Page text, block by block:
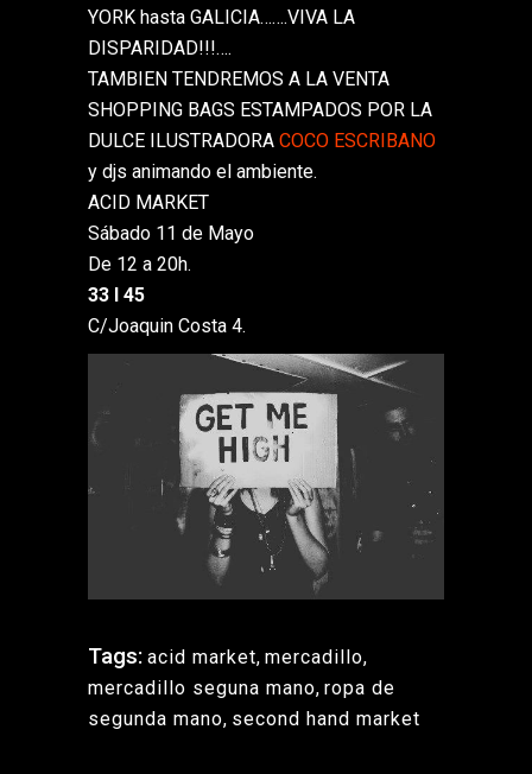
YORK hasta GALICIA…….VIVA LA
DISPARIDAD!!!….
TAMBIEN TENDREMOS A LA VENTA
SHOPPING BAGS ESTAMPADOS POR LA
DULCE ILUSTRADORA COCO ESCRIBANO
y djs animando el ambiente.
ACID MARKET
Sábado 11 de Mayo
De 12 a 20h.
33 I 45
C/Joaquin Costa 4.
Tags: acid market, mercadillo,
mercadillo seguna mano, ropa de
segunda mano, second hand market